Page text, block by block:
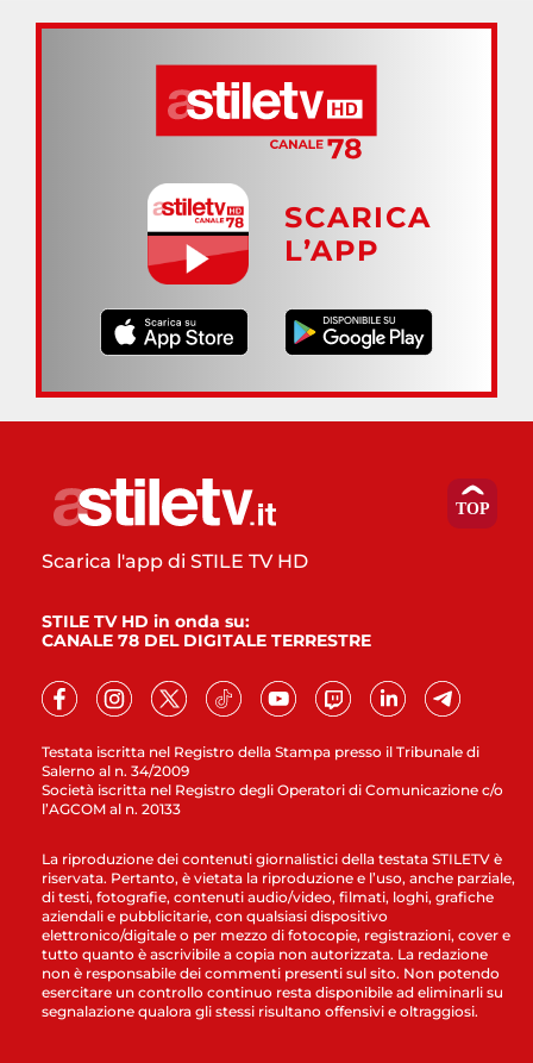
SCARICA
L’APP
Testata iscritta nel Registro della Stampa presso il Tribunale di
Salerno al n. 34/2009
Società iscritta nel Registro degli Operatori di Comunicazione c/o
l’AGCOM al n. 20133
Scarica l'app di STILE TV HD
STILE TV HD in onda su:
CANALE 78 DEL DIGITALE TERRESTRE
La riproduzione dei contenuti giornalistici della testata STILETV è
riservata. Pertanto, è vietata la riproduzione e l’uso, anche parziale,
di testi, fotografie, contenuti audio/video, filmati, loghi, grafiche
aziendali e pubblicitarie, con qualsiasi dispositivo
elettronico/digitale o per mezzo di fotocopie, registrazioni, cover e
tutto quanto è ascrivibile a copia non autorizzata. La redazione
non è responsabile dei commenti presenti sul sito. Non potendo
esercitare un controllo continuo resta disponibile ad eliminarli su
segnalazione qualora gli stessi risultano offensivi e oltraggiosi.